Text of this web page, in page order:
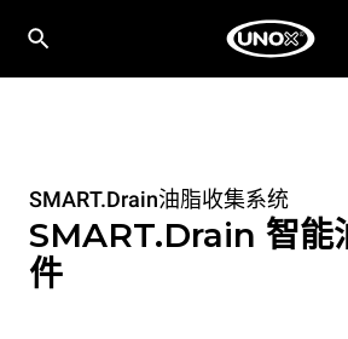
SMART.Drain油脂收集系统
SMART.Drain 智能
件